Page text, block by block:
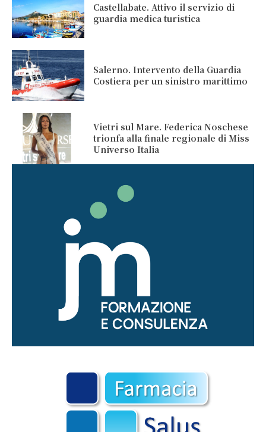
Castellabate. Attivo il servizio di
guardia medica turistica
Salerno. Intervento della Guardia
Costiera per un sinistro marittimo
Vietri sul Mare. Federica Noschese
trionfa alla finale regionale di Miss
Universo Italia